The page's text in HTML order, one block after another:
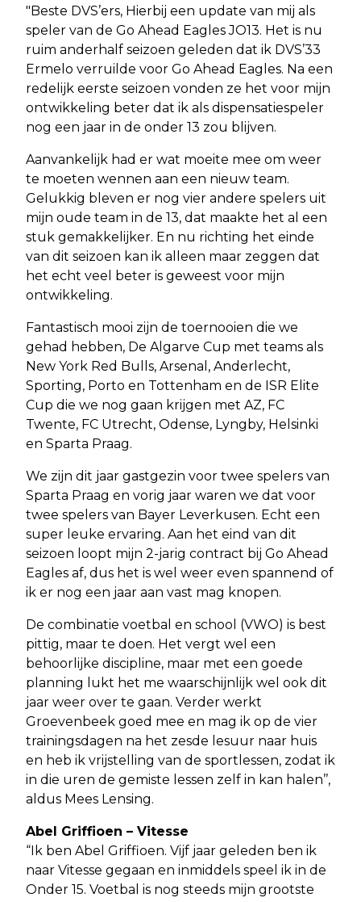
"Beste DVS’ers, Hierbij een update van mij als
speler van de Go Ahead Eagles JO13. Het is nu
ruim anderhalf seizoen geleden dat ik DVS’33
Ermelo verruilde voor Go Ahead Eagles. Na een
redelijk eerste seizoen vonden ze het voor mijn
ontwikkeling beter dat ik als dispensatiespeler
nog een jaar in de onder 13 zou blijven.
Aanvankelijk had er wat moeite mee om weer
te moeten wennen aan een nieuw team.
Gelukkig bleven er nog vier andere spelers uit
mijn oude team in de 13, dat maakte het al een
stuk gemakkelijker. En nu richting het einde
van dit seizoen kan ik alleen maar zeggen dat
het echt veel beter is geweest voor mijn
ontwikkeling.
Fantastisch mooi zijn de toernooien die we
gehad hebben, De Algarve Cup met teams als
New York Red Bulls, Arsenal, Anderlecht,
Sporting, Porto en Tottenham en de ISR Elite
Cup die we nog gaan krijgen met AZ, FC
Twente, FC Utrecht, Odense, Lyngby, Helsinki
en Sparta Praag.
We zijn dit jaar gastgezin voor twee spelers van
Sparta Praag en vorig jaar waren we dat voor
twee spelers van Bayer Leverkusen. Echt een
super leuke ervaring. Aan het eind van dit
seizoen loopt mijn 2-jarig contract bij Go Ahead
Eagles af, dus het is wel weer even spannend of
ik er nog een jaar aan vast mag knopen.
De combinatie voetbal en school (VWO) is best
pittig, maar te doen. Het vergt wel een
behoorlijke discipline, maar met een goede
planning lukt het me waarschijnlijk wel ook dit
jaar weer over te gaan. Verder werkt
Groevenbeek goed mee en mag ik op de vier
trainingsdagen na het zesde lesuur naar huis
en heb ik vrijstelling van de sportlessen, zodat ik
in die uren de gemiste lessen zelf in kan halen’’,
aldus Mees Lensing.
Abel Griffioen – Vitesse
“Ik ben Abel Griffioen. Vijf jaar geleden ben ik
naar Vitesse gegaan en inmiddels speel ik in de
Onder 15. Voetbal is nog steeds mijn grootste